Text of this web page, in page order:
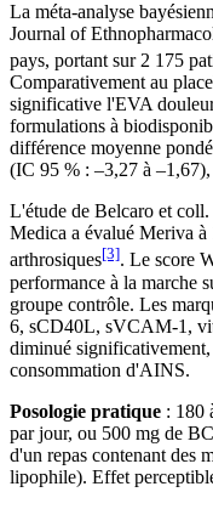
La méta-analyse
Journal of
pays, portant sur 2 175
Comparativement au
significative l'EVA
formulations à
différence moyenne
(IC 95 % : –3,27 à
L'étude de Belcaro et
Medica a évalué Meriva
arthrosiques[3]. Le score
performance à la marche
groupe contrôle. Les
6, sCD40L, sVCAM-1,
diminué
consommation d'AINS.
Posologie pratique : 180
par jour, ou 500 mg de
d'un repas contenant des
lipophile). Effet